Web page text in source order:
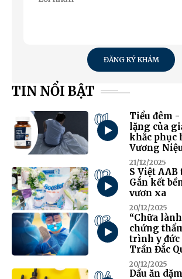
ĐĂNG KÝ KHÁM
TIN NỔI BẬT
01
Tiểu đêm
lặng của
khắc phục
Vương
21/12/2025
02
S Việt
Gắn kết
vươn xa
20/12/2025
03
“Chữa
chứng
trình y đức
Trần Đắc
20/12/2025
Dầu ăn